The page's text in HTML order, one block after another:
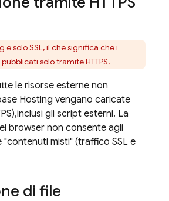
è solo SSL, il che significa che i
solo tramite HTTPS.
le risorse esterne non
Hosting vengano caricate
gli script esterni. La
browser non consente agli
misti" (traffico SSL e
di file